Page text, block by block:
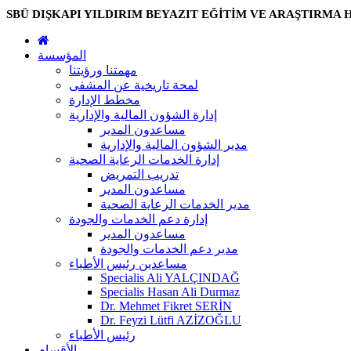
SBÜ DIŞKAPI YILDIRIM BEYAZIT EĞİTİM VE ARAŞTIRMA
المؤسسة
مهمتنا ورؤيتنا
لمحة تاريخية عن المشفى
مخطط الإدارة
إدارة الشؤون المالية والإدارية
مساعدون المدير
مدير الشؤون المالية والإدارية
إدارة الخدمات الرعاية الصحية
تدريب التمريض
مساعدون المدير
مدير الخدمات الرعاية الصحية
إدارة دعم الخدمات والجودة
مساعدون المدير
مدير دعم الخدمات والجودة
مساعدين رئيس الأطباء
Specialis Ali YALÇINDAĞ
Specialis Hasan Ali Durmaz
Dr. Mehmet Fikret SERİN
Dr. Feyzi Lütfi AZİZOĞLU
رئيس الأطباء